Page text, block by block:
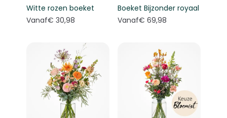
Witte rozen boeket
Vanaf€ 30,98
Boeket Bijzonder royaal
Vanaf€ 69,98